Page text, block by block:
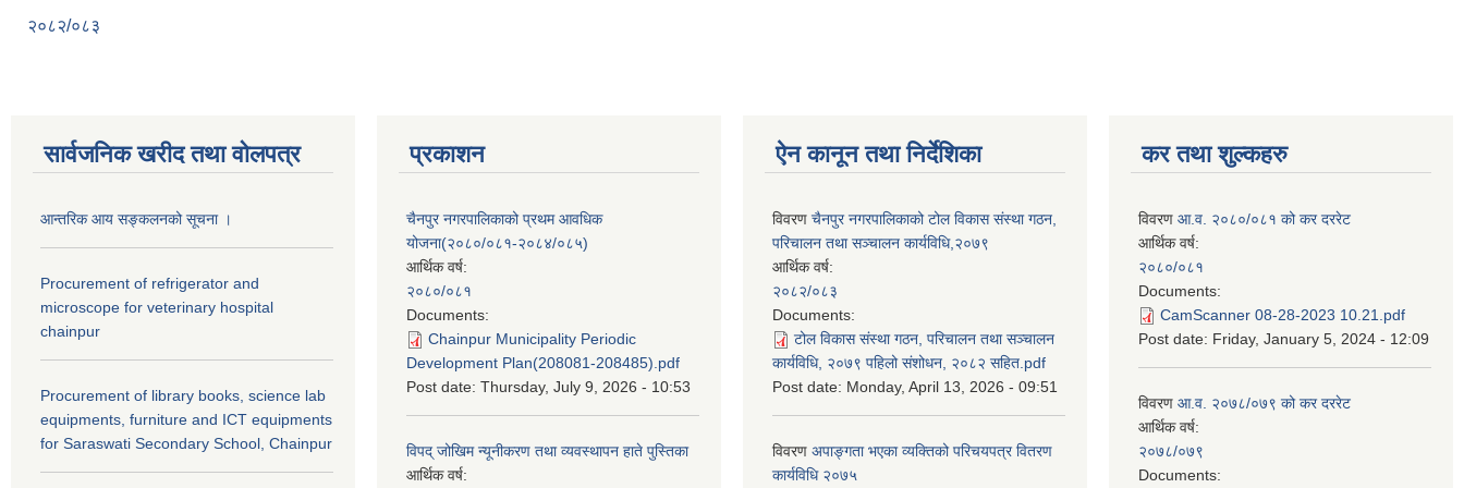
२०८२/०८३
सार्वजनिक खरीद तथा वाेलपत्र
आन्तरिक आय सङ्कलनको सूचना ।
Procurement of refrigerator and
microscope for veterinary hospital
chainpur
Procurement of library books, science lab
equipments, furniture and ICT equipments
for Saraswati Secondary School, Chainpur
प्रकाशन
चैनपुर नगरपालिकाको प्रथम आवधिक
योजना(२०८०/०८१-२०८४/०८५)
आर्थिक वर्ष:
२०८०/०८१
Documents:
Chainpur Municipality Periodic
Development Plan(208081-208485).pdf
Post date: Thursday, July 9, 2026 - 10:53
विपद् जोखिम न्यूनीकरण तथा व्यवस्थापन हाते पुस्तिका
आर्थिक वर्ष:
ऐन कानून तथा निर्देशिका
विवरण चैनपुर नगरपालिकाको टोल विकास संस्था गठन,
परिचालन तथा सञ्चालन कार्यविधि,२०७९
आर्थिक वर्ष:
२०८२/०८३
Documents:
टोल विकास संस्था गठन, परिचालन तथा सञ्चालन
कार्यविधि, २०७९ पहिलो संशोधन, २०८२ सहित.pdf
Post date: Monday, April 13, 2026 - 09:51
विवरण अपाङ्गता भएका व्यक्तिको परिचयपत्र वितरण
कार्यविधि २०७५
कर तथा शुल्कहरु
विवरण आ.व. २०८०/०८१ को कर दररेट
आर्थिक वर्ष:
२०८०/०८१
Documents:
CamScanner 08-28-2023 10.21.pdf
Post date: Friday, January 5, 2024 - 12:09
विवरण आ.व. २०७८/०७९ को कर दररेट
आर्थिक वर्ष:
२०७८/०७९
Documents: